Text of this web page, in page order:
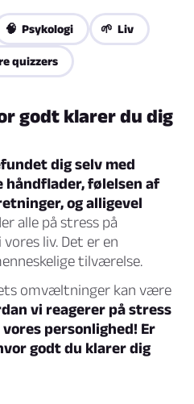
🧠 Psykologi 🌱 Liv
quizzers
godt klarer du dig
dig selv med
håndflader, følelsen af
og alligevel
alle på stress på
liv. Det er en
tilværelse.
omvæltninger kan være
vi reagerer på stress
personlighed! Er
godt du klarer dig